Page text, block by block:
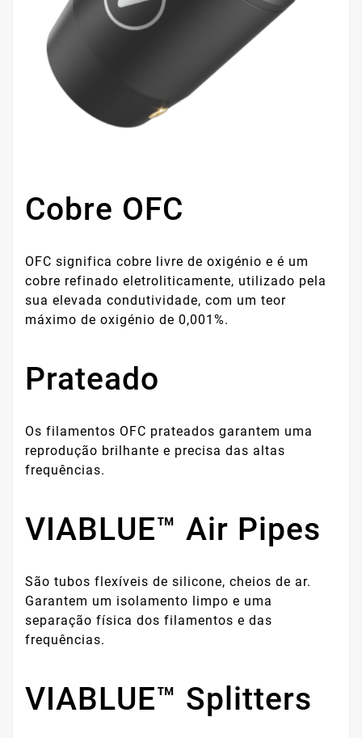
Cobre OFC
OFC significa cobre livre de oxigénio e é um
cobre refinado eletroliticamente, utilizado pela
sua elevada condutividade, com um teor
máximo de oxigénio de 0,001%.
Prateado
Os filamentos OFC prateados garantem uma
reprodução brilhante e precisa das altas
frequências.
VIABLUE™ Air Pipes
São tubos flexíveis de silicone, cheios de ar.
Garantem um isolamento limpo e uma
separação física dos filamentos e das
frequências.
VIABLUE™ Splitters